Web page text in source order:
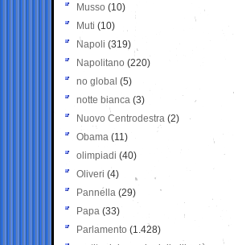
Musso (10)
Muti (10)
Napoli (319)
Napolitano (220)
no global (5)
notte bianca (3)
Nuovo Centrodestra (2)
Obama (11)
olimpiadi (40)
Oliveri (4)
Pannella (29)
Papa (33)
Parlamento (1.428)